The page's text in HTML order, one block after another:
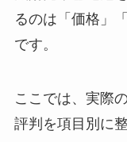
るのは「価格」
です。
ここでは、実際
評判を項目別に